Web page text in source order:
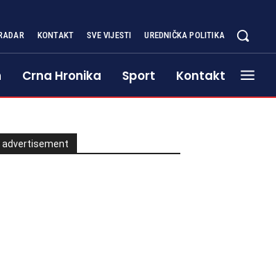
KONTAKT SVE VIJESTI UREDNIČKA POLITIKA
Crna Hronika Sport Kontakt
advertisement